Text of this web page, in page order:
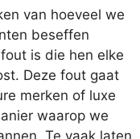
van hoeveel we
beseffen
is die hen elke
Deze fout gaat
merken of luxe
waarop we
Te vaak laten